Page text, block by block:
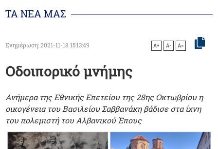
ΤΑ ΝΕΑ ΜΑΣ
Ενημέρωση: 2021-11-18 15:13:49 A+ A- A=
Οδοιπορικό μνήμης
Ανήμερα της Εθνικής Επετείου της 28ης Οκτωβρίου η
οικογένεια του Βασιλείου Σαββανάκη βάδισε στα ίχνη
του πολεμιστή του Αλβανικού Έπους